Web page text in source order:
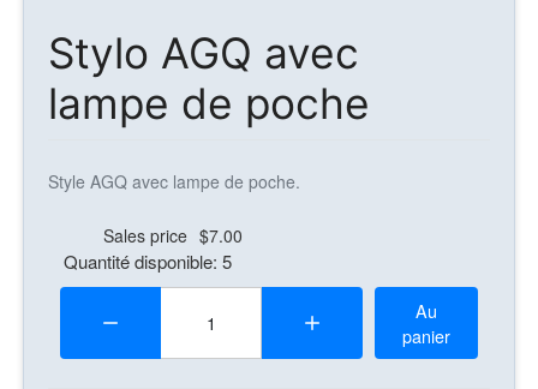
Stylo AGQ avec
lampe de poche
Style AGQ avec lampe de poche.
Sales price $7.00
Quantité disponible: 5
Quantité:
Au
panier